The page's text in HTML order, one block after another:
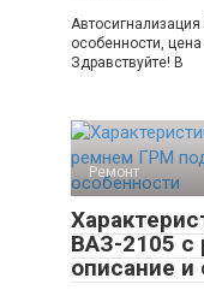
Автосигнализация
особенности,
Здравствуйте! В
Ремонт
ВАЗ-2105 с
описание и